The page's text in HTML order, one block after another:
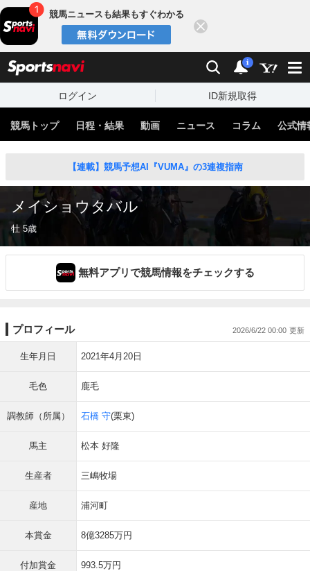
競馬ニュースも結果もすぐわかる
検索 通知
i
ログイン ID新規取得
競馬トップ 日程・結果 動画 ニュース コラム 公式情
【連載】競馬予想AI『VUMA』の3連複指南
メイショウタバル
牡 5歳
無料アプリで競馬情報をチェックする
プロフィール 2026/6/22 00:00
生年月日 2021年4月20日
毛色 鹿毛
調教師（所属） 石橋 守(栗東)
馬主 松本 好隆
生産者 三嶋牧場
産地 浦河町
本賞金 8億3285万円
付加賞金 993.5万円